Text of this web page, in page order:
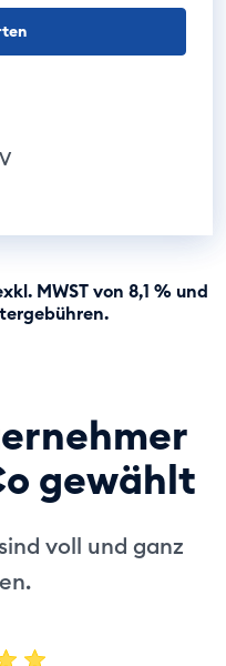
MWST von 8,1 % und
gewählt
voll und ganz